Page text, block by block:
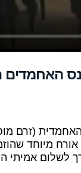
האחמדים
(זרם
מיוחד
לשלום אמיתי